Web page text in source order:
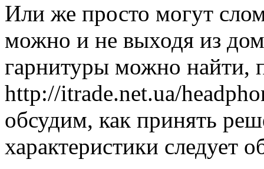
Или же просто могут
можно и не выходя из
гарнитуры можно найти,
http://itrade.net.ua/
обсудим, как принять
характеристики следует